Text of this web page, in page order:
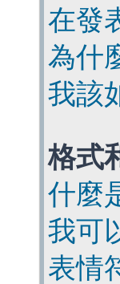
在發
為什
我該
格式
什麼
我可
表情